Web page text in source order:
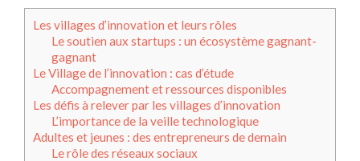
Les villages d’innovation et leurs rôles
Le soutien aux startups : un écosystème gagnant-
gagnant
Le Village de l’innovation : cas d’étude
Accompagnement et ressources disponibles
Les défis à relever par les villages d’innovation
L’importance de la veille technologique
Adultes et jeunes : des entrepreneurs de demain
Le rôle des réseaux sociaux